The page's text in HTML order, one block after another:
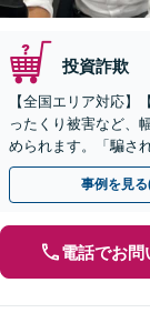
投資詐欺
【全国エリア対応
ったくり被害など、
められます。「騙さ
早めにご相談くださ
事例を見
電話でお問